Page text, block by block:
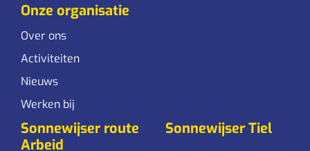
Onze organisatie
Over ons
Activiteiten
Nieuws
Werken bij
Sonnewijser route
Arbeid
Sonnewijser Tiel